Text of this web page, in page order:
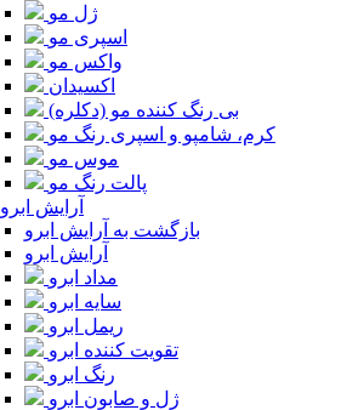
ژل مو
اسپری مو
واکس مو
اکسیدان
بی رنگ کننده مو (دکلره)
کرم، شامپو و اسپری رنگ مو
موس مو
پالت رنگ مو
آرایش ابرو
بازگشت به آرایش ابرو
آرایش ابرو
مداد ابرو
سایه ابرو
ریمل ابرو
تقویت کننده ابرو
رنگ ابرو
ژل و صابون ابرو